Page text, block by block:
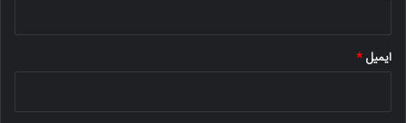
ایمیل*